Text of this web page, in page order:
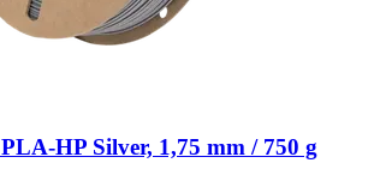
PLA-​HP Silver, 1,75 mm / 750 g